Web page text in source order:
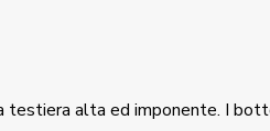
testiera alta ed imponente. I